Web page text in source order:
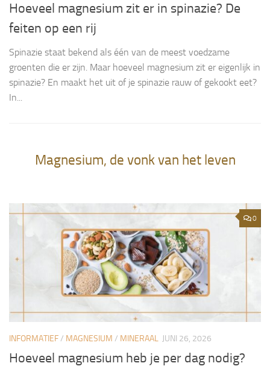
Hoeveel magnesium zit er in spinazie? De
feiten op een rij
Spinazie staat bekend als één van de meest voedzame
groenten die er zijn. Maar hoeveel magnesium zit er eigenlijk in
spinazie? En maakt het uit of je spinazie rauw of gekookt eet?
In...
Magnesium, de vonk van het leven
0
INFORMATIEF/ MAGNESIUM / MINERAAL JUNI 26, 2026
Hoeveel magnesium heb je per dag nodig?